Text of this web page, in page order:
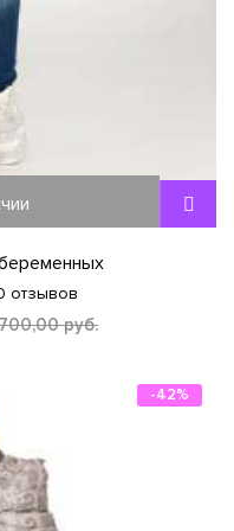
отзывов
руб.
-42%